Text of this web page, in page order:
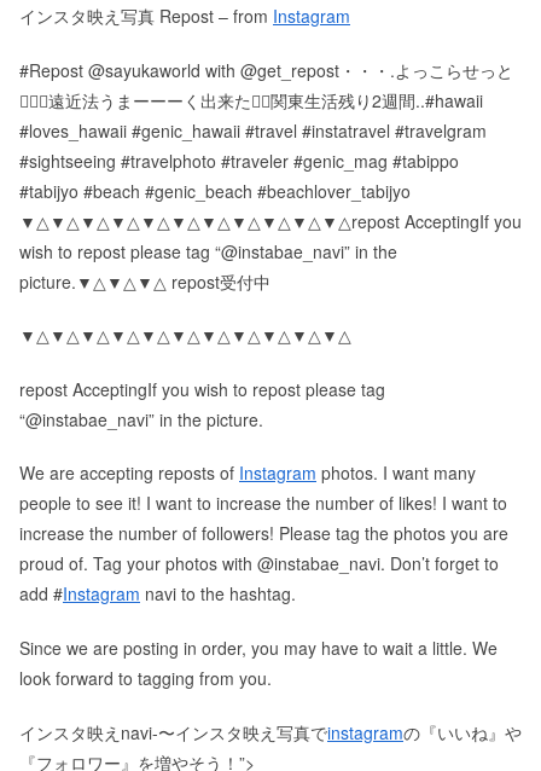
インスタ映え写真 Repost – from Instagram
#Repost @sayukaworld with @get_repost・・・.よっこらせっと
🤸🏼‍♀️遠近法うまーーーく出来たぁ🏾関東生活残り2週間..#hawaii
#loves_hawaii #genic_hawaii #travel #instatravel #travelgram
#sightseeing #travelphoto #traveler #genic_mag #tabippo
#tabijyo #beach #genic_beach #beachlover_tabijyo
▼△▼△▼△▼△▼△▼△▼△▼△▼△▼△▼△repost AcceptingIf you
wish to repost please tag “@instabae_navi” in the
picture.▼△▼△▼△ repost受付中
▼△▼△▼△▼△▼△▼△▼△▼△▼△▼△▼△
repost AcceptingIf you wish to repost please tag
“@instabae_navi” in the picture.
We are accepting reposts of Instagram photos. I want many
people to see it! I want to increase the number of likes! I want to
increase the number of followers! Please tag the photos you are
proud of. Tag your photos with @instabae_navi. Don’t forget to
add #Instagram navi to the hashtag.
Since we are posting in order, you may have to wait a little. We
look forward to tagging from you.
インスタ映えnavi-〜インスタ映え写真でinstagramの『いいね』や
『フォロワー』を増やそう！”>